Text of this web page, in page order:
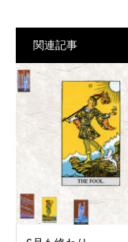
関連記事